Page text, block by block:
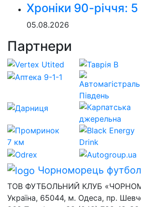
Хроніки 90-річчя:
05.08.2026
Партнери
Чорноморець
ТОВ ФУТБОЛЬНИЙ КЛУБ
Україна, 65044, м. Одеса, пр.